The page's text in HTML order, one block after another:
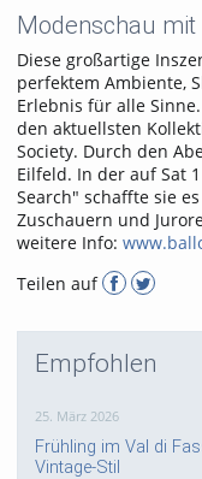
Modenschau
Diese großartige
perfektem Ambiente,
Erlebnis für alle
den aktuellsten
Society. Durch den
Eilfeld. In der auf Sat
Search" schaffte sie
Zuschauern und
weitere Info:
Teilen auf
Empfohlen
25. März 2026
Frühling im Val di
Vintage-Stil